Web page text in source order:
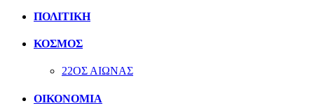
ΠΟΛΙΤΙΚΗ
ΚΟΣΜΟΣ
22ΟΣ ΑΙΩΝΑΣ
ΟΙΚΟΝΟΜΙΑ